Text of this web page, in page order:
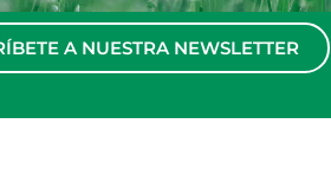
A NUESTRA NEWSLETTER